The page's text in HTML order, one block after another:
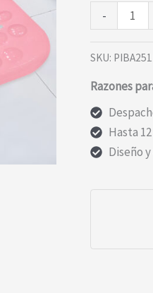
-
de
Baño
Colores
y
Adeherente
SKU:
Razones
Hasta
Diseño